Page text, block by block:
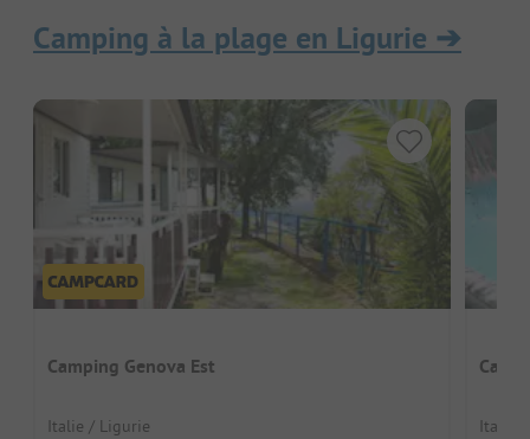
Camping à la plage en Ligurie ➔
Camping Genova Est
Italie / Ligurie
Italie